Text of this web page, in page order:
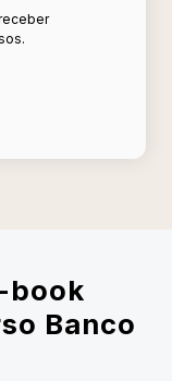
book
Banco